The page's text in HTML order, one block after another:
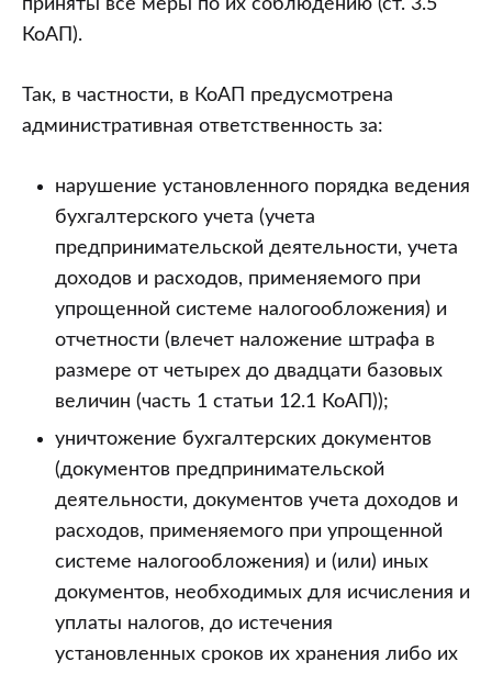
приняты все меры по их соблюдению (ст. 3.5
КоАП).
Так, в частности, в КоАП предусмотрена
административная ответственность за:
нарушение установленного порядка ведения
бухгалтерского учета (учета
предпринимательской деятельности, учета
доходов и расходов, применяемого при
упрощенной системе налогообложения) и
отчетности (влечет наложение штрафа в
размере от четырех до двадцати базовых
величин (часть 1 статьи 12.1 КоАП));
уничтожение бухгалтерских документов
(документов предпринимательской
деятельности, документов учета доходов и
расходов, применяемого при упрощенной
системе налогообложения) и (или) иных
документов, необходимых для исчисления и
уплаты налогов, до истечения
установленных сроков их хранения либо их